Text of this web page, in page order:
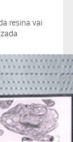
resina vai